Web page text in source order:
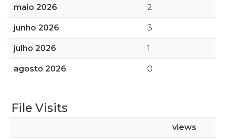
maio 2026 2
junho 2026 3
julho 2026 1
agosto 2026 0
File Visits
views